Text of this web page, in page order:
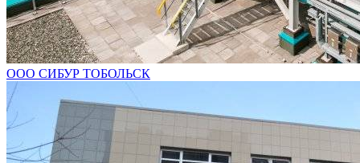
ООО СИБУР ТОБОЛЬСК